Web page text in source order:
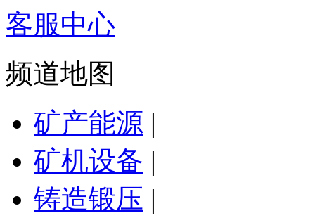
客服中心
频道地图
矿产能源 |
矿机设备 |
铸造锻压 |